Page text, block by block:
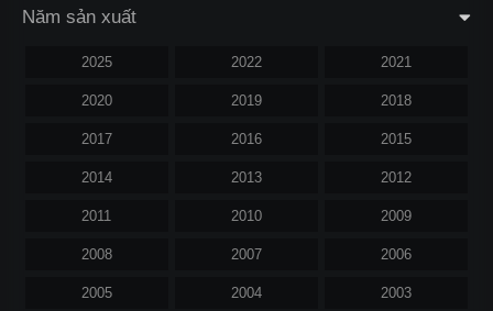
Năm sản xuất
2025 2022 2021
2020 2019 2018
2017 2016 2015
2014 2013 2012
2011 2010 2009
2008 2007 2006
2005 2004 2003